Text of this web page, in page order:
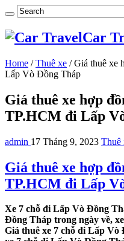
Car
Home / Thuê xe / Giá thuê xe
Lấp Vò Đồng Tháp
Giá thuê xe hợp
TP.HCM đi Lấp
admin 17 Tháng 9, 2023 Thuê
Giá thuê xe hợp
TP.HCM đi Lấp
Xe 7 chỗ đi Lấp Vò Đồng
Đồng Tháp trong ngày về,
Giá thuê xe 7 chỗ đi Lấp Vò